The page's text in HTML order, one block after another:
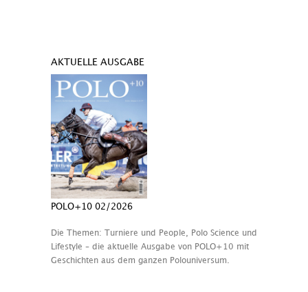
AKTUELLE AUSGABE
POLO+10 02/2026
Die Themen: Turniere und People, Polo Science und
Lifestyle – die aktuelle Ausgabe von POLO+10 mit
Geschichten aus dem ganzen Polouniversum.